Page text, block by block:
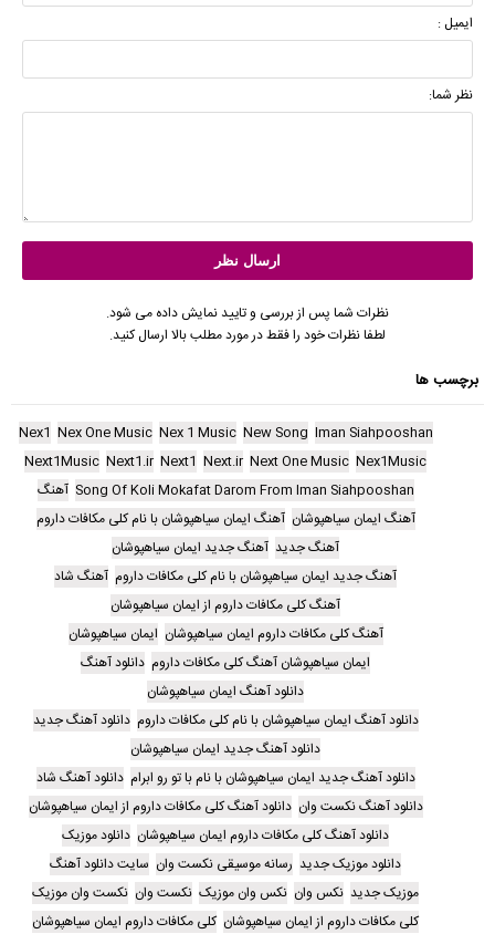
ایمیل :
نظر شما:
نظرات شما پس از بررسی و تایید نمایش داده می شود.
لطفا نظرات خود را فقط در مورد مطلب بالا ارسال کنید.
برچسب ها
Iman Siahpooshan
New Song
Nex 1 Music
Nex One Music
Nex1
Nex1Music
Next One Music
Next.ir
Next1
Next1.ir
Next1Music
Song Of Koli Mokafat Darom From Iman Siahpooshan آهنگ
آهنگ ایمان سیاهپوشان آهنگ ایمان سیاهپوشان با نام کلی مکافات داروم
آهنگ جدید آهنگ جدید ایمان سیاهپوشان
آهنگ جدید ایمان سیاهپوشان با نام کلی مکافات داروم آهنگ شاد
آهنگ کلی مکافات داروم از ایمان سیاهپوشان
آهنگ کلی مکافات داروم ایمان سیاهپوشان ایمان سیاهپوشان
ایمان سیاهپوشان آهنگ کلی مکافات داروم دانلود آهنگ
دانلود آهنگ ایمان سیاهپوشان
دانلود آهنگ ایمان سیاهپوشان با نام کلی مکافات داروم دانلود آهنگ جدید
دانلود آهنگ جدید ایمان سیاهپوشان
دانلود آهنگ جدید ایمان سیاهپوشان با نام با تو رو ابرام دانلود آهنگ شاد
دانلود آهنگ نکست وان دانلود آهنگ کلی مکافات داروم از ایمان سیاهپوشان
دانلود آهنگ کلی مکافات داروم ایمان سیاهپوشان دانلود موزیک
دانلود موزیک جدید رسانه موسیقی نکست وان سایت دانلود آهنگ
موزیک جدید نکس وان نکس وان موزیک نکست وان نکست وان موزیک
کلی مکافات داروم از ایمان سیاهپوشان کلی مکافات داروم ایمان سیاهپوشان